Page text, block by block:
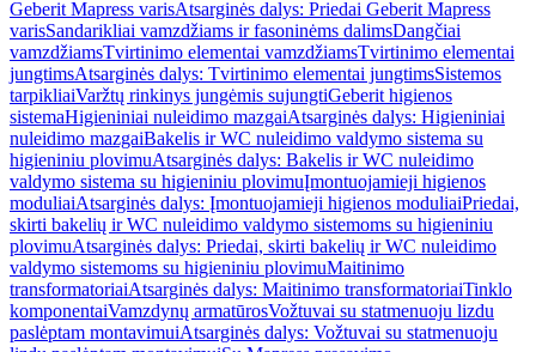
Geberit Mapress varisAtsarginės dalys: Priedai Geberit Mapress
varisSandarikliai vamzdžiams ir fasoninėms dalimsDangčiai
vamzdžiamsTvirtinimo elementai vamzdžiamsTvirtinimo elementai
jungtimsAtsarginės dalys: Tvirtinimo elementai jungtimsSistemos
tarpikliaiVaržtų rinkinys jungėmis sujungtiGeberit higienos
sistemaHigieniniai nuleidimo mazgaiAtsarginės dalys: Higieniniai
nuleidimo mazgaiBakelis ir WC nuleidimo valdymo sistema su
higieniniu plovimuAtsarginės dalys: Bakelis ir WC nuleidimo
valdymo sistema su higieniniu plovimuĮmontuojamieji higienos
moduliaiAtsarginės dalys: Įmontuojamieji higienos moduliaiPriedai,
skirti bakelių ir WC nuleidimo valdymo sistemoms su higieniniu
plovimuAtsarginės dalys: Priedai, skirti bakelių ir WC nuleidimo
valdymo sistemoms su higieniniu plovimuMaitinimo
transformatoriaiAtsarginės dalys: Maitinimo transformatoriaiTinklo
komponentaiVamzdynų armatūrosVožtuvai su statmenuoju lizdu
paslėptam montavimuiAtsarginės dalys: Vožtuvai su statmenuoju